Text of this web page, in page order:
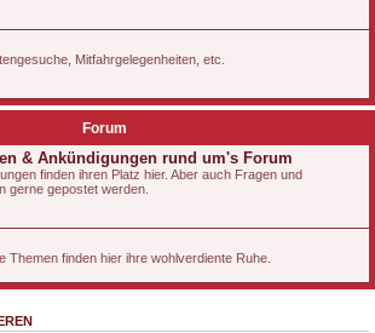
Mitfahrgelegenheiten, etc.
Forum
& Ankündigungen rund um's Forum
finden ihren Platz hier. Aber auch Fragen und
gerne gepostet werden.
Themen finden hier ihre wohlverdiente Ruhe.